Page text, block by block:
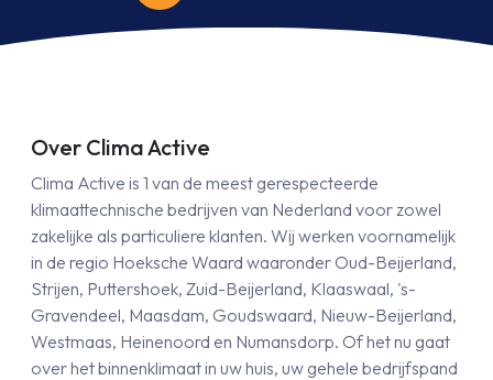
Over Clima Active
Clima Active is 1 van de meest gerespecteerde
klimaattechnische bedrijven van Nederland voor zowel
zakelijke als particuliere klanten. Wij werken voornamelijk
in de regio Hoeksche Waard waaronder Oud-Beijerland,
Strijen, Puttershoek, Zuid-Beijerland, Klaaswaal, 's-
Gravendeel, Maasdam, Goudswaard, Nieuw-Beijerland,
Westmaas, Heinenoord en Numansdorp. Of het nu gaat
over het binnenklimaat in uw huis, uw gehele bedrijfspand